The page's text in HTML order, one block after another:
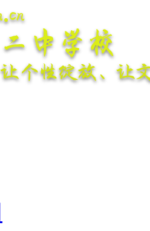
中学校
个性绽放、让